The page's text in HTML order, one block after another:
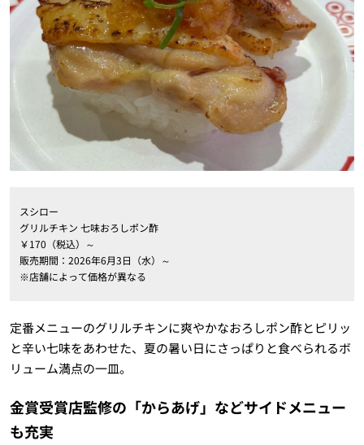
スシロー
グリルチキン 七味おろしポン酢
￥170（税込）～
販売期間：2026年6月3日（水）～
※店舗によって価格が異なる
定番メニューのグリルチキンに爽やかなおろしポン酢とピリッ
と辛い七味をあわせた、夏の暑い日にさっぱりと食べられるボ
リューム満点の一皿。
金賞受賞店監修の「からあげ」などサイドメニュー
も充実